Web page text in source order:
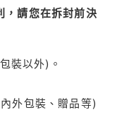
，請您在拆封前決
裝以外)。
外包裝、贈品等)